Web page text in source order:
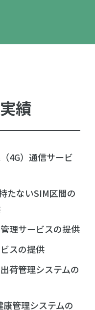
績
4G）通信サービ
たないSIM区間の
理サービスの提供
スの提供
荷管理システムの
管理システムの